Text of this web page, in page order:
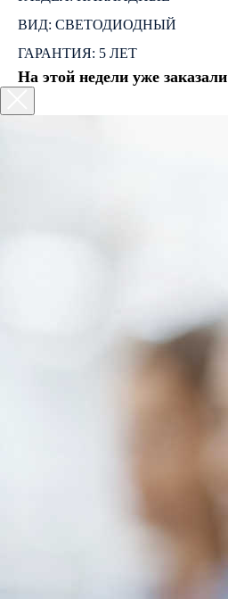
ВИД: СВЕТОДИОДНЫЙ
ГАРАНТИЯ: 5 ЛЕТ
На этой недели уже заказали